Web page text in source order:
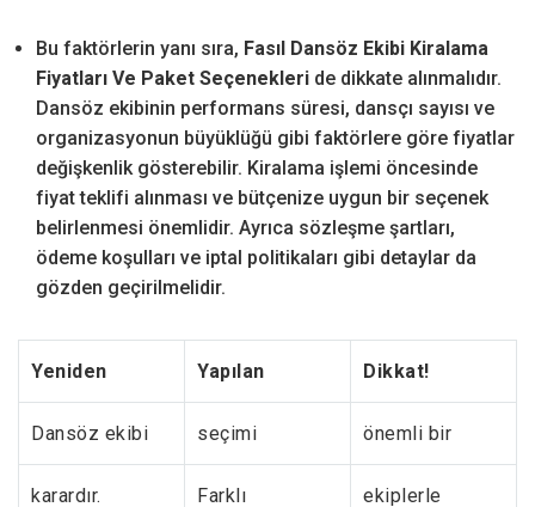
Bu faktörlerin yanı sıra, Fasıl Dansöz Ekibi Kiralama
Fiyatları Ve Paket Seçenekleri de dikkate alınmalıdır.
Dansöz ekibinin performans süresi, dansçı sayısı ve
organizasyonun büyüklüğü gibi faktörlere göre fiyatlar
değişkenlik gösterebilir. Kiralama işlemi öncesinde
fiyat teklifi alınması ve bütçenize uygun bir seçenek
belirlenmesi önemlidir. Ayrıca sözleşme şartları,
ödeme koşulları ve iptal politikaları gibi detaylar da
gözden geçirilmelidir.
Yeniden Yapılan Dikkat!
Dansöz ekibi seçimi önemli bir
karardır. Farklı ekiplerle